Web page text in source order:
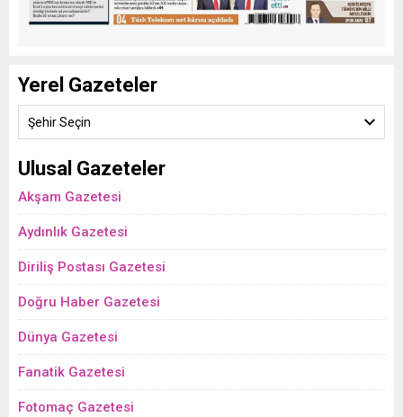
Yerel Gazeteler
Şehir Seçin
Ulusal Gazeteler
Akşam Gazetesi
Aydınlık Gazetesi
Diriliş Postası Gazetesi
Doğru Haber Gazetesi
Dünya Gazetesi
Fanatik Gazetesi
Fotomaç Gazetesi